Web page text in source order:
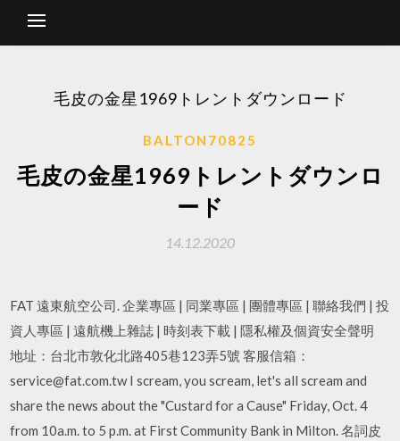
毛皮の金星1969トレントダウンロード
BALTON70825
毛皮の金星1969トレントダウンロ
ード
14.12.2020
FAT 遠東航空公司. 企業專區 | 同業專區 | 團體專區 | 聯絡我們 | 投
資人專區 | 遠航機上雜誌 | 時刻表下載 | 隱私權及個資安全聲明
地址：台北市敦化北路405巷123弄5號 客服信箱：
service@fat.com.tw I scream, you scream, let's all scream and
share the news about the "Custard for a Cause" Friday, Oct. 4
from 10a.m. to 5 p.m. at First Community Bank in Milton. 名詞皮